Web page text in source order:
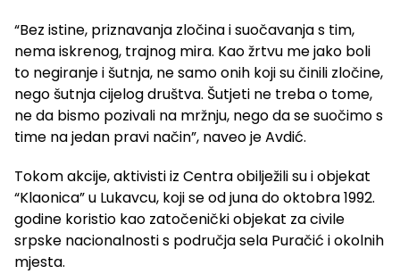
“Bez istine, priznavanja zločina i suočavanja s tim,
nema iskrenog, trajnog mira. Kao žrtvu me jako boli
to negiranje i šutnja, ne samo onih koji su činili zločine,
nego šutnja cijelog društva. Šutjeti ne treba o tome,
ne da bismo pozivali na mržnju, nego da se suočimo s
time na jedan pravi način”, naveo je Avdić.
Tokom akcije, aktivisti iz Centra obilježili su i objekat
“Klaonica” u Lukavcu, koji se od juna do oktobra 1992.
godine koristio kao zatočenički objekat za civile
srpske nacionalnosti s područja sela Puračić i okolnih
mjesta.